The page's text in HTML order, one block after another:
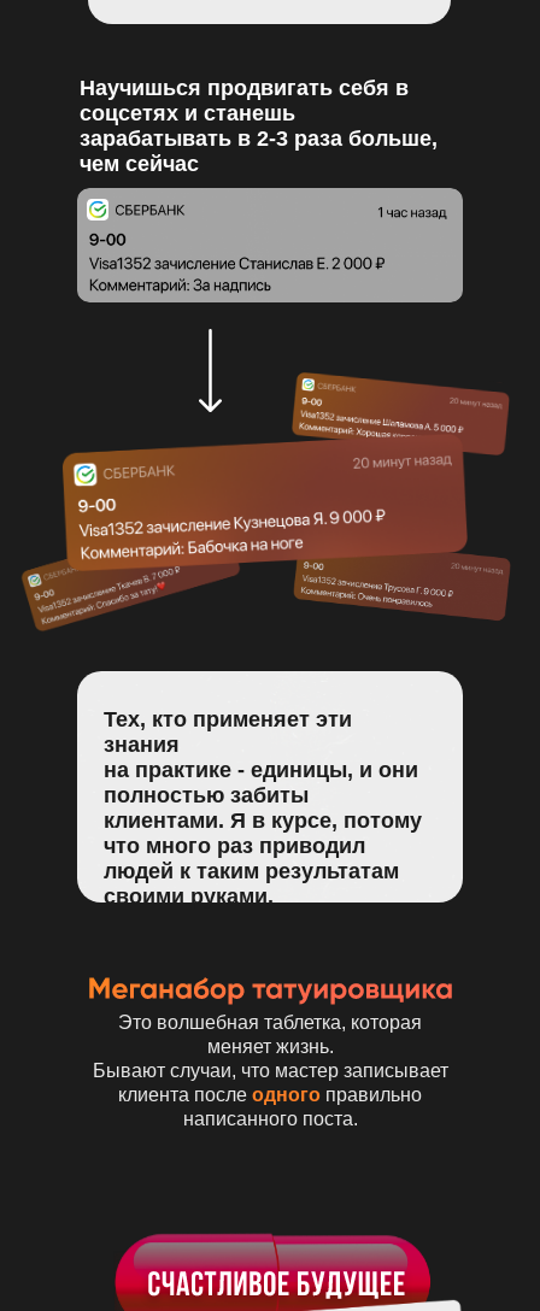
Научишься продвигать себя в
соцсетях и станешь
зарабатывать в 2-3 раза больше,
чем сейчас
Тех, кто применяет эти
знания
на практике - единицы, и они
полностью забиты
клиентами. Я в курсе, потому
что много раз приводил
людей к таким результатам
своими руками.
Это волшебная таблетка, которая
меняет жизнь.
Бывают случаи, что мастер записывает
клиента после одного правильно
написанного поста.